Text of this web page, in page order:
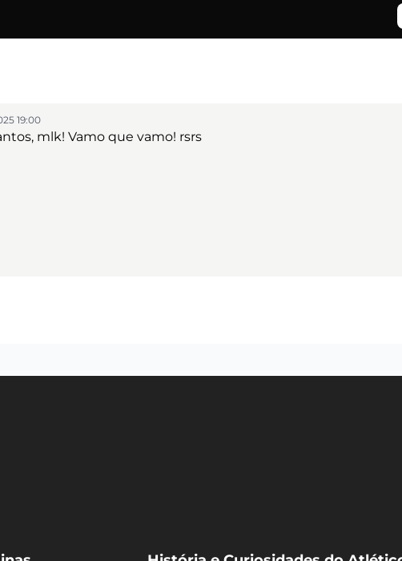
19:00
mlk! Vamo que vamo! rsrs